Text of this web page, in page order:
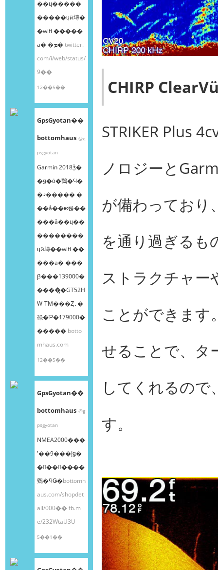
��ɥ�����
�����ɥӥ塼�
�wifi �����
ä� �ܡ�twitter.
com/i/web/status/
9��
12��5��
GpsGyotan��
bottomhaus @g
psgyotan
Garmin 2018ǯ�
�ǥ�ȯ�䳫�Ϥ�
�ޤ����� �
��å��ѥͥ롡��
���å��ɥ��
��������
ɥӥ塼��wifi ��
���ä� ���
β���139000�
����̡�GT52H
W-TM���Ȥ߹�
碌�Ƥ�179000�
����� botto
mhaus.com
12��5��
GpsGyotan��
bottomhaus @g
psgyotan
NMEA2000���
ʽ��9���إǥ�
�󥰥��󥵡����
䳫�ϤǤ�bottomh
aus.com/shopdet
ail/000��fb.m
e/232WtaU3U
5��1��
CHIRP
STRIKER Plus
ノロジーと
が備わっており
を通り過ぎるも
ストラクチャー
ことができます
せることで、タ
してくれるの
す。